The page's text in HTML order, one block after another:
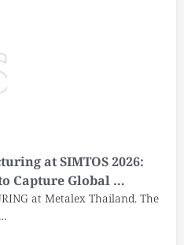
at SIMTOS 2026:
Capture Global …
at Metalex Thailand. The